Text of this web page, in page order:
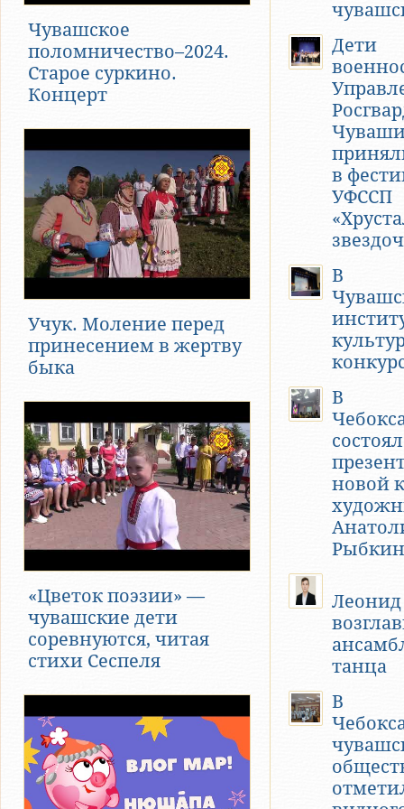
Чувашское
поломничество–2024.
Старое суркино.
Концерт
Учук. Моление перед
принесением в жертву
быка
«Цветок поэзии» —
чувашские дети
соревнуются, читая
стихи Сеспеля
Дети
в
УФССП
В
В
новой
танца
В